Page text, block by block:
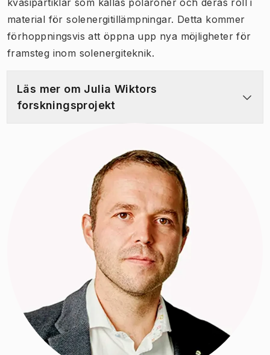
material för solenergitillämpningar. Detta kommer
förhoppningsvis att öppna upp nya möjligheter för
framsteg inom solenergiteknik.
Läs mer om Julia Wiktors
forskningsprojekt